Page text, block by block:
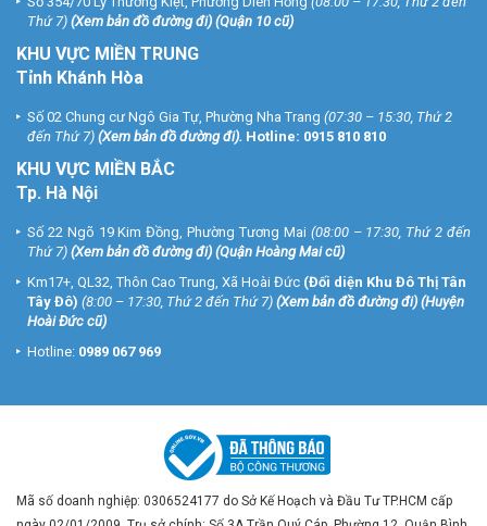
Thứ 7) (Xem bản đồ đường đi) (Quận 10 cũ)
KHU VỰC MIỀN TRUNG
Tỉnh Khánh Hòa
Số 02 Chung cư Ngô Gia Tự, Phường Nha Trang (07:30 – 15:30, Thứ 2
đến Thứ 7) (Xem bản đồ đường đi). Hotline: 0915 810 810
KHU VỰC MIỀN BẮC
Tp. Hà Nội
Số 22 Ngõ 19 Kim Đồng, Phường Tương Mai (08:00 – 17:30, Thứ 2 đến
Thứ 7) (Xem bản đồ đường đi) (Quận Hoàng Mai cũ)
Km17+, QL32, Thôn Cao Trung, Xã Hoài Đức (Đối diện Khu Đô Thị Tân
Tây Đô) (8:00 – 17:30, Thứ 2 đến Thứ 7) (Xem bản đồ đường đi) (Huyện
Hoài Đức cũ)
Hotline: 0989 067 969
Mã số doanh nghiệp: 0306524177 do Sở Kế Hoạch và Đầu Tư TP.HCM cấp